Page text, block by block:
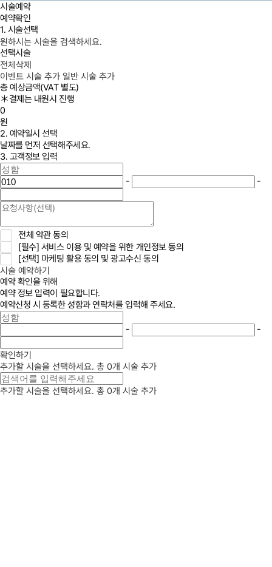
시술예약
예약확인
1. 시술선택
원하시는 시술을 검색하세요.
선택시술
전체삭제
이벤트 시술 추가 일반 시술 추가
총 예상금액(VAT 별도)
＊결제는 내원시 진행
0
원
2. 예약일시 선택
날짜를 먼저 선택해주세요.
3. 고객정보 입력
- -
전체 약관 동의
[필수] 서비스 이용 및 예약을 위한 개인정보 동의
[선택] 마케팅 활용 동의 및 광고수신 동의
시술 예약하기
예약 확인을 위해
예약 정보 입력이 필요합니다.
예약신청 시 등록한 성함과 연락처를 입력해 주세요.
- -
확인하기
추가할 시술을 선택하세요. 총 0개 시술 추가
추가할 시술을 선택하세요. 총 0개 시술 추가